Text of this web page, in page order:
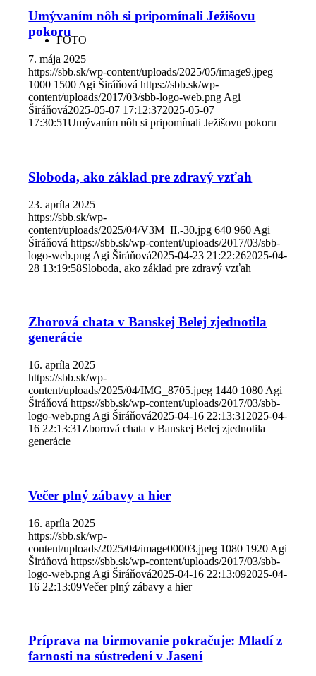
FOTO
Umývaním nôh si pripomínali Ježišovu
pokoru
7. mája 2025
https://sbb.sk/wp-content/uploads/2025/05/image9.jpeg
1000 1500 Agi Širáňová https://sbb.sk/wp-
content/uploads/2017/03/sbb-logo-web.png Agi
Širáňová2025-05-07 17:12:372025-05-07
17:30:51Umývaním nôh si pripomínali Ježišovu pokoru
Sloboda, ako základ pre zdravý vzťah
23. apríla 2025
https://sbb.sk/wp-
content/uploads/2025/04/V3M_II.-30.jpg 640 960 Agi
Širáňová https://sbb.sk/wp-content/uploads/2017/03/sbb-
logo-web.png Agi Širáňová2025-04-23 21:22:262025-04-
28 13:19:58Sloboda, ako základ pre zdravý vzťah
Zborová chata v Banskej Belej zjednotila
generácie
16. apríla 2025
https://sbb.sk/wp-
content/uploads/2025/04/IMG_8705.jpeg 1440 1080 Agi
Širáňová https://sbb.sk/wp-content/uploads/2017/03/sbb-
logo-web.png Agi Širáňová2025-04-16 22:13:31 2025-04-
16 22:13:31 Zborová chata v Banskej Belej zjednotila
generácie
Večer plný zábavy a hier
16. apríla 2025
https://sbb.sk/wp-
content/uploads/2025/04/image00003.jpeg 1080 1920 Agi
Širáňová https://sbb.sk/wp-content/uploads/2017/03/sbb-
logo-web.png Agi Širáňová2025-04-16 22:13:092025-04-
16 22:13:09Večer plný zábavy a hier
Príprava na birmovanie pokračuje: Mladí z
farnosti na sústredení v Jasení